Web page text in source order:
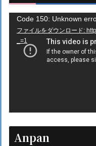
動
画
Code 150: Unknown
ファイルをダウンロード:
_=1
Anpan